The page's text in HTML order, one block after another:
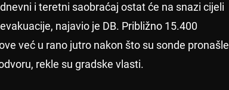
i teretni saobraćaj ostat će na snazi ​​cijeli
najavio je DB. Približno 15.400
već u rano jutro nakon što su sonde pronašle
rekle su gradske vlasti.